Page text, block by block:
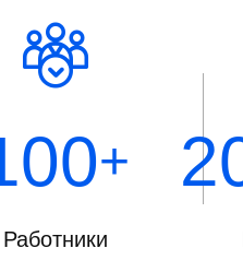
+
Работники